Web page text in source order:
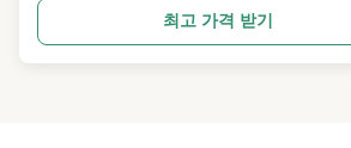
나 MStower 디자인과 3D 디테일링 소프트웨
하는 전문 엔지니어들이 있습니다. 생산 라인
하는 진보를 생성할 수 있습니다. 우리는 중
최고 가격 받기